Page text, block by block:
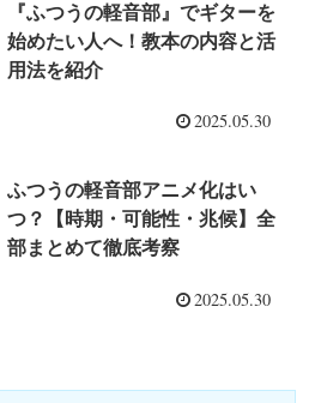
『ふつうの軽音部』でギターを
始めたい人へ！教本の内容と活
用法を紹介
2025.05.30
ふつうの軽音部アニメ化はい
つ？【時期・可能性・兆候】全
部まとめて徹底考察
2025.05.30